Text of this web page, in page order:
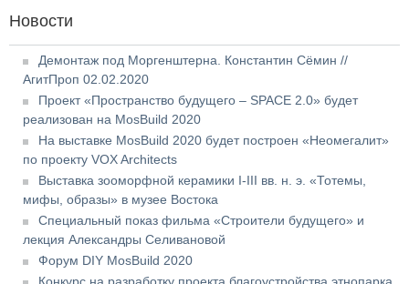
Новости
Демонтаж под Моргенштерна. Константин Сёмин //
АгитПроп 02.02.2020
Проект «Пространство будущего – SPACE 2.0» будет
реализован на MosBuild 2020
На выставке MosBuild 2020 будет построен «Неомегалит»
по проекту VOX Architects
Выставка зооморфной керамики I-III вв. н. э. «Тотемы,
мифы, образы» в музее Востока
Специальный показ фильма «Строители будущего» и
лекция Александры Селивановой
Форум DIY MosBuild 2020